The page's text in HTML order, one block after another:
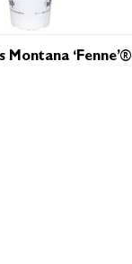
Montana ‘Fenne’®